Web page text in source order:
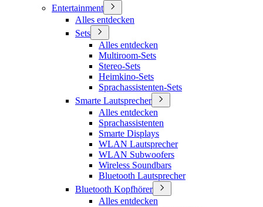
Entertainment
Alles entdecken
Sets
Alles entdecken
Multiroom-Sets
Stereo-Sets
Heimkino-Sets
Sprachassistenten-Sets
Smarte Lautsprecher
Alles entdecken
Sprachassistenten
Smarte Displays
WLAN Lautsprecher
WLAN Subwoofers
Wireless Soundbars
Bluetooth Lautsprecher
Bluetooth Kopfhörer
Alles entdecken